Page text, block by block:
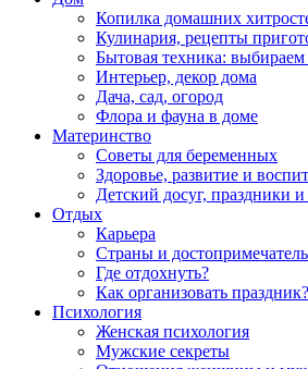
Копилка домашних
Кулинария, рецепты
Бытовая техника:
Интерьер, декор дома
Дача, сад, огород
Флора и фауна в доме
Материнство
Советы для беременных
Здоровье, развитие и
Детский досуг, праздники
Отдых
Карьера
Страны и
Где отдохнуть?
Как организовать праздник?
Психология
Женская психология
Мужские секреты